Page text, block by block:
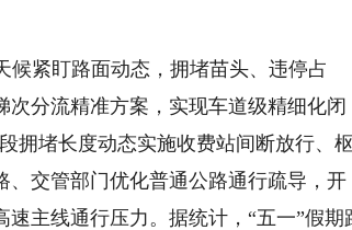
紧盯路面动态，拥堵苗头、违停占
分流精准方案，实现车道级精细化闭
拥堵长度动态实施收费站间断放行、枢
交管部门优化普通公路通行疏导，开
主线通行压力。据统计，“五一”假期